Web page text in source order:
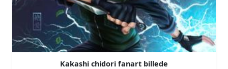
Kakashi chidori fanart billede